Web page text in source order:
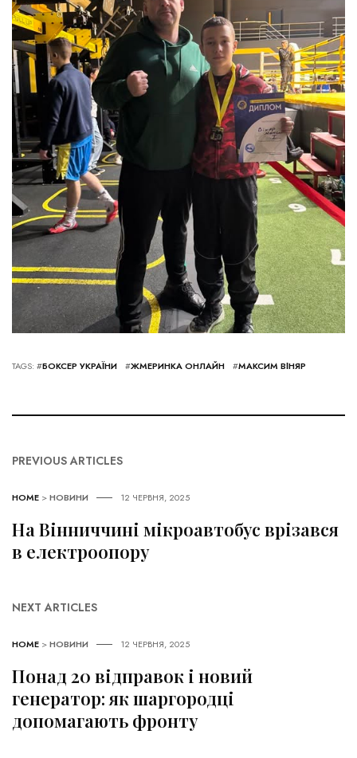
TAGS: #БОКСЕР УКРАЇНИ #ЖМЕРИНКА ОНЛАЙН #МАКСИМ ВІНЯР
PREVIOUS ARTICLES
HOME >НОВИНИ 12 ЧЕРВНЯ, 2025
На Вінниччині мікроавтобус врізався
в електроопору
NEXT ARTICLES
HOME >НОВИНИ 12 ЧЕРВНЯ, 2025
Понад 20 відправок і новий
генератор: як шаргородці
допомагають фронту